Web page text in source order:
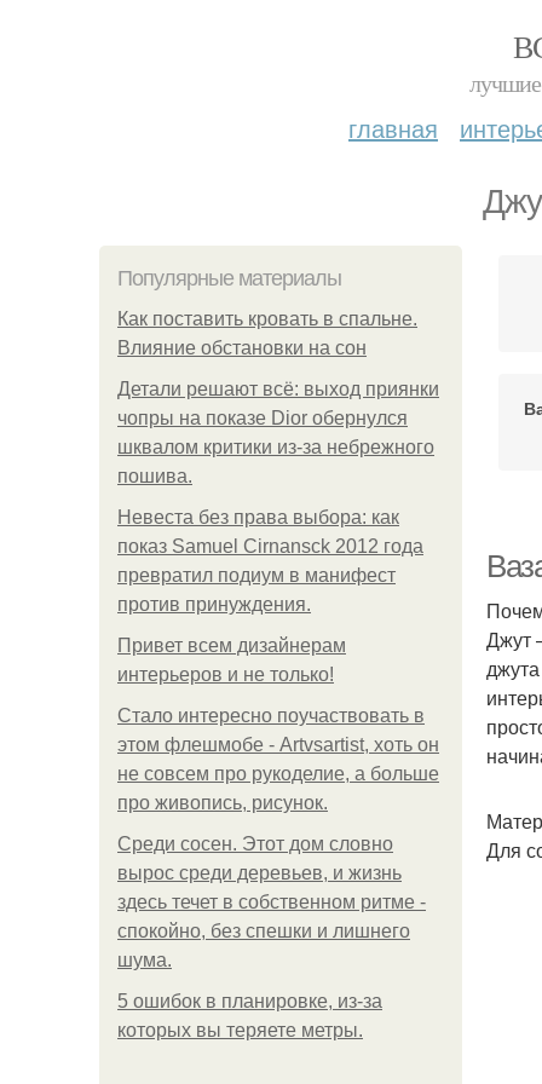
лучшие
главная
Популярные материалы
Как поставить кровать в спальне.
Влияние обстановки на сон
Детали решают всё: выход приянки
чопры на показе Dior обернулся
шквалом критики из-за небрежного
пошива.
Невеста без права выбора: как
показ Samuel Cirnansck 2012 года
превратил подиум в манифест
против принуждения.
Привет всем дизайнерам
интерьеров и не только!
Стало интересно поучаствовать в
этом флешмобе - Artvsartist, хоть он
не совсем про рукоделие, а больше
про живопись, рисунок.
Среди сосен. Этот дом словно
вырос среди деревьев, и жизнь
здесь течет в собственном ритме -
спокойно, без спешки и лишнего
шума.
5 ошибок в планировке, из-за
которых вы теряете метры.
Джут
Для